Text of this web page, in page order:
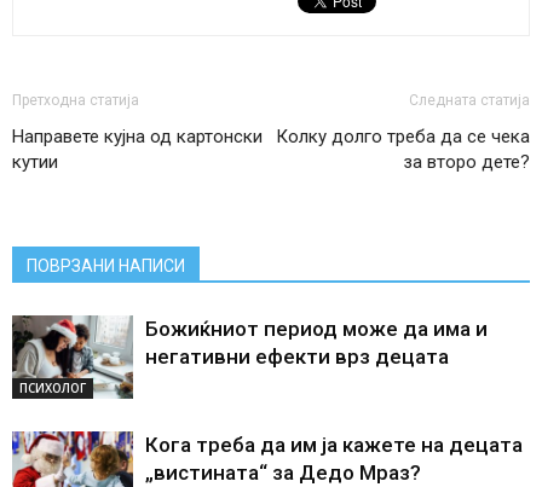
Претходна статија
Направете кујна од картонски
кутии
Следната статија
Колку долго треба да се чека
за второ дете?
ПОВРЗАНИ НАПИСИ
ПСИХОЛОГ
Божиќниот период може да има и
негативни ефекти врз децата
Кога треба да им ја кажете на децата
„вистината“ за Дедо Мраз?